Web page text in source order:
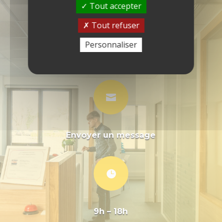

Treillières

Envoyer un message

9h – 18h
Tout accepter
Tout refuser
Personnaliser